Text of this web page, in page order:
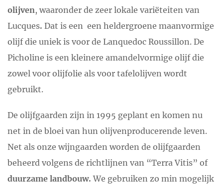
olijven, waaronder de zeer lokale variëteiten van
Lucques. Dat is een een heldergroene maanvormige
olijf die uniek is voor de Lanquedoc Roussillon. De
Picholine is een kleinere amandelvormige olijf die
zowel voor olijfolie als voor tafelolijven wordt
gebruikt.
De olijfgaarden zijn in 1995 geplant en komen nu
net in de bloei van hun olijvenproducerende leven.
Net als onze wijngaarden worden de olijfgaarden
beheerd volgens de richtlijnen van “Terra Vitis” of
duurzame landbouw.We gebruiken zo min mogelijk